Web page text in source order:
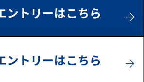
ントリーはこちら
ントリーはこちら